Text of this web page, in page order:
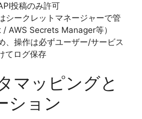
投稿のみ許可
シークレットマネージャーで管
AWS Secrets Manager等）
、操作は必ずユーザー/サービス
てログ保存
マッピングと
ション